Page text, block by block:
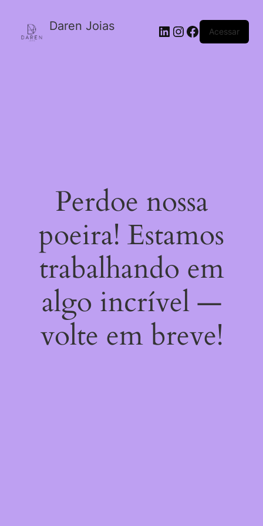
Daren Joias Acessar
Perdoe nossa
poeira! Estamos
trabalhando em
algo incrível —
volte em breve!